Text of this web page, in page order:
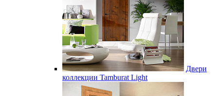
Двери
коллекции Tamburat Light